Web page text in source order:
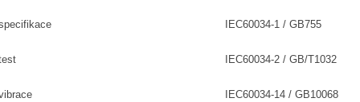
IEC60034-1 / GB755
IEC60034-2 / GB/T1032
IEC60034-14 / GB10068